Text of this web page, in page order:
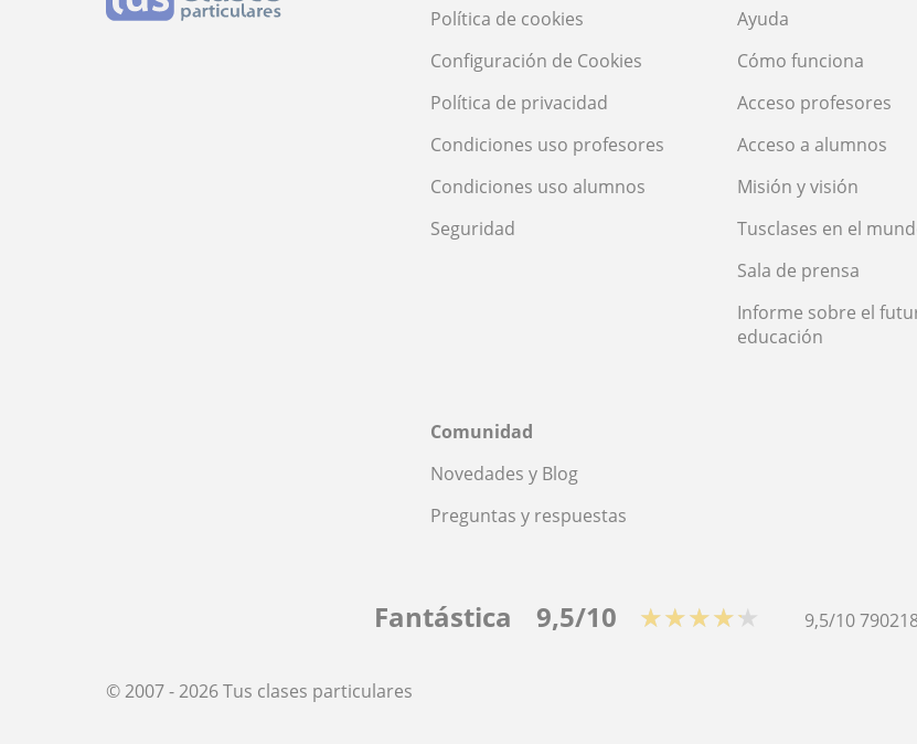
Política de cookies
Configuración de Cookies
Política de privacidad
Condiciones uso profesores
Condiciones uso alumnos
Seguridad
Ayuda
Cómo funciona
Acceso profesores
Acceso a alumnos
Misión y visión
Tusclases en el
Sala de prensa
Informe sobre el
educación
Comunidad
Novedades y Blog
Preguntas y respuestas
Fantástica 9,5/10 ★★★★★ 9,5/10
© 2007 - 2026 Tus clases particulares